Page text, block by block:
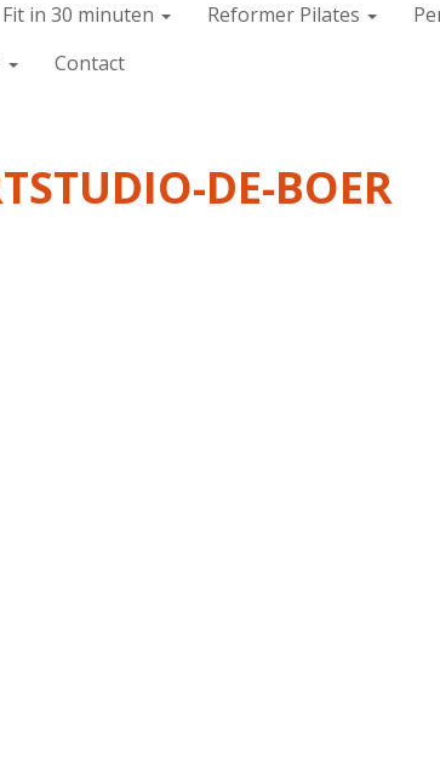
in 30 minuten Reformer Pilates
Contact
DE-BOER